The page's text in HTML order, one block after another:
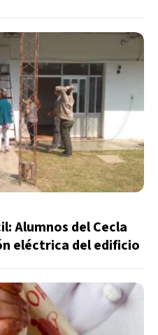
Alumnos del Cecla
eléctrica del edificio